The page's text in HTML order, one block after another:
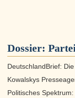
Dossier:
DeutschlandBrief:
Kowalskys
Politisches